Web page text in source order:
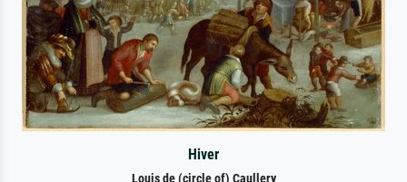
Hiver
Louis de (circle of) Caullery